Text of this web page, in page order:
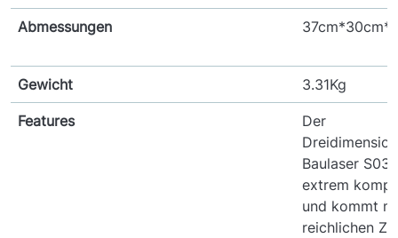
Abmessungen
Gewicht 3.31Kg
Features
Der
Baulaser
extrem
und kommt
reichlichen